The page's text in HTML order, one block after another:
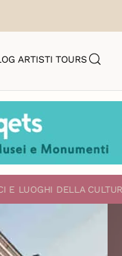
ARTISTI TOURS
E LUOGHI DELLA